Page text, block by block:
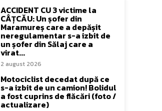
ACCIDENT CU 3 victime la
CÂȚCĂU: Un șofer din
Maramureș care a depășit
neregulamentar s-a izbit de
un șofer din Sălaj care a
virat...
2 august 2026
Motociclist decedat după ce
s-a izbit de un camion! Bolidul
a fost cuprins de flăcări (foto /
actualizare)